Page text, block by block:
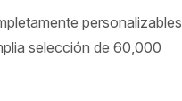
personalizables
selección de 60,000